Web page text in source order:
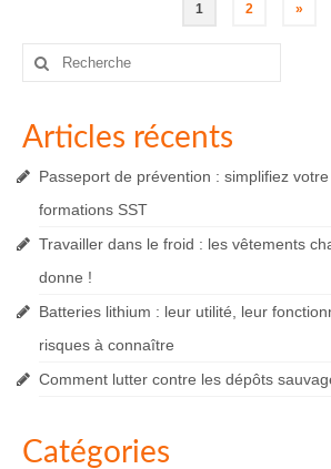
des
1 2 »
Rechercher
Articles récents
Passeport de prévention : simplifiez
formations SST
Travailler dans le froid : les vêtements
donne !
Batteries lithium : leur utilité, leur
risques à connaître
Comment lutter contre les dépôts
Catégories